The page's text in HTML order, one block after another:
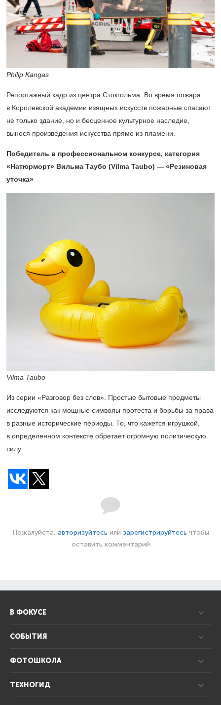
Philip Kangas
Репортажный кадр из центра Стокгольма. Во время пожара
в Королевской академии изящных искусств пожарные спасают
не только здание, но и бесценное культурное наследие,
вынося произведения искусства прямо из пламени.
Победитель в профессиональном конкурсе, категория
«Натюрморт» Вильма Таубо (Vilma Taubo) — «Резиновая
уточка»
Vilma Taubo
Из серии «Разговор без слов». Простые бытовые предметы
исследуются как мощные символы протеста и борьбы за права
в разные исторические периоды. То, что кажется игрушкой,
в определенном контексте обретает огромную политическую
силу.
Пожалуйста, авторизуйтесь или зарегистрируйтесь чтобы
оставить комментарий
В ФОКУСЕ
СОБЫТИЯ
ФОТОШКОЛА
ТЕХНОГИД